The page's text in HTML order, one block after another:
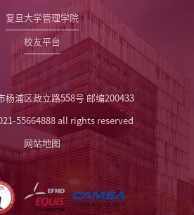
复旦大学管理学院
校友平台
杨浦区政立路558号 邮编200433
55664888 all rights reserved
网站地图